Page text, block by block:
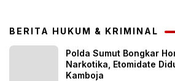
BERITA HUKUM & KRIMINAL
Polda Sumut Bongkar
Narkotika, Etomidate
Kamboja